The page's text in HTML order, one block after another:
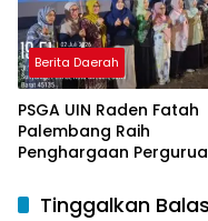
Berita Daerah
PSGA UIN Raden Fatah
Palembang Raih
Penghargaan
Peringkat Pratama
Tinggalkan